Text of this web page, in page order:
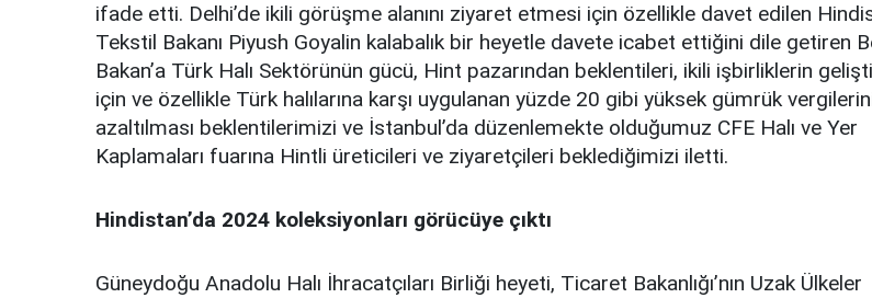
ifade etti. Delhi’de ikili görüşme alanını ziyaret etmesi için özellikle davet edilen
Tekstil Bakanı Piyush Goyalin kalabalık bir heyetle davete icabet ettiğini dile getiren
Bakan’a Türk Halı Sektörünün gücü, Hint pazarından beklentileri, ikili işbirliklerin
için ve özellikle Türk halılarına karşı uygulanan yüzde 20 gibi yüksek gümrük
azaltılması beklentilerimizi ve İstanbul’da düzenlemekte olduğumuz CFE Halı ve Yer
Kaplamaları fuarına Hintli üreticileri ve ziyaretçileri beklediğimizi iletti.
Hindistan’da 2024 koleksiyonları görücüye çıktı
Güneydoğu Anadolu Halı İhracatçıları Birliği heyeti, Ticaret Bakanlığı’nın Uzak Ülkeler